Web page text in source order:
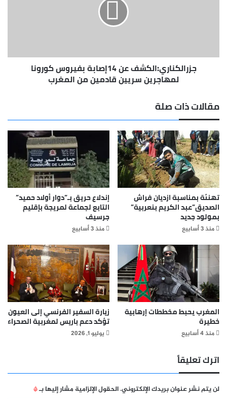
من
جزرالكناري:الكشف عن 14إصابة بفيروس كورونا
لمهاجرين سريين قادمين من المغرب
مقالات ذات صلة
تهنئة بمناسبة ازديان فراش
الصديق”عبد الكريم بنعربية”
بمولود جديد
منذ 3 أسابيع
إندلاع حريق بـ”دوار أولاد حميد”
التابع لجماعة لمريجة بإقليم
جرسيف
منذ 3 أسابيع
المغرب يحبط مخططات إرهابية
خطيرة
منذ 4 أسابيع
زيارة السفير الفرنسي إلى العيون
تؤكد دعم باريس لمغربية الصحراء
يوليو 1, 2026
اترك تعليقاً
لن يتم نشر عنوان بريدك الإلكتروني.الحقول الإلزامية مشار إليها بـ*